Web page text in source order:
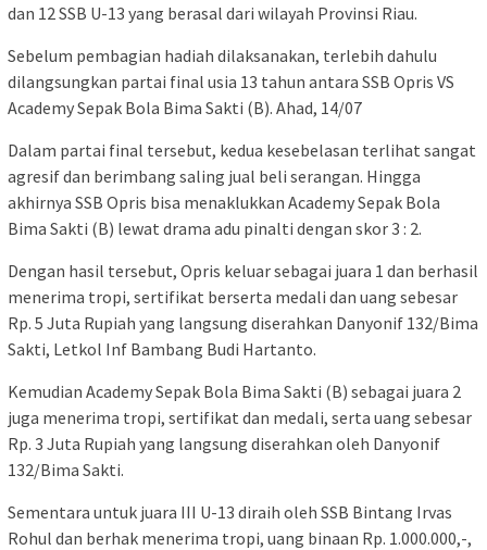
dan 12 SSB U-13 yang berasal dari wilayah Provinsi Riau.
Sebelum pembagian hadiah dilaksanakan, terlebih dahulu
dilangsungkan partai final usia 13 tahun antara SSB Opris VS
Academy Sepak Bola Bima Sakti (B). Ahad, 14/07
Dalam partai final tersebut, kedua kesebelasan terlihat sangat
agresif dan berimbang saling jual beli serangan. Hingga
akhirnya SSB Opris bisa menaklukkan Academy Sepak Bola
Bima Sakti (B) lewat drama adu pinalti dengan skor 3 : 2.
Dengan hasil tersebut, Opris keluar sebagai juara 1 dan berhasil
menerima tropi, sertifikat berserta medali dan uang sebesar
Rp. 5 Juta Rupiah yang langsung diserahkan Danyonif 132/Bima
Sakti, Letkol Inf Bambang Budi Hartanto.
Kemudian Academy Sepak Bola Bima Sakti (B) sebagai juara 2
juga menerima tropi, sertifikat dan medali, serta uang sebesar
Rp. 3 Juta Rupiah yang langsung diserahkan oleh Danyonif
132/Bima Sakti.
Sementara untuk juara III U-13 diraih oleh SSB Bintang Irvas
Rohul dan berhak menerima tropi, uang binaan Rp. 1.000.000,-,